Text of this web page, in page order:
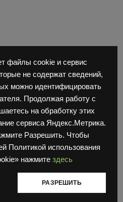
файлы cookie и сервис
не содержат сведений,
можно идентифицировать
Продолжая работу с
на обработку этих
сервиса Яндекс.Метрика.
Разрешить. Чтобы
Политикой использования
нажмите здесь
РАЗРЕШИТЬ